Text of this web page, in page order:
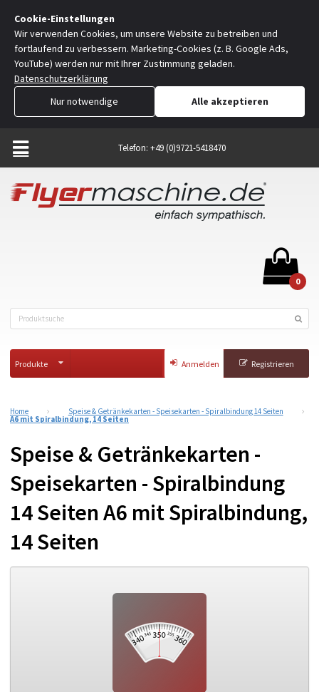
Cookie-Einstellungen
Wir verwenden Cookies, um unsere Website zu betreiben und
fortlaufend zu verbessern. Marketing-Cookies (z. B. Google Ads,
YouTube) werden nur mit Ihrer Zustimmung geladen.
Datenschutzerklärung
Nur notwendige
Alle akzeptieren
Telefon: +49 (0)9721-5418470
0
Produkte Anmelden Registrieren
Home Speise & Getränkekarten - Speisekarten - Spiralbindung 14 Seiten
A6 mit Spiralbindung, 14 Seiten
Speise & Getränkekarten -
Speisekarten - Spiralbindung
14 Seiten A6 mit Spiralbindung,
14 Seiten